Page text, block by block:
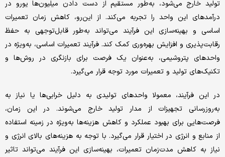
تولید خارج می‌شود، به‌‌‌طور مستقیم از دست دادن میلیون‌‌‌ها یورو در
درآمدهای این واحد را تجربه می‌کند. از این‌‌‌رو، کاهش زمان تعمیرات
اساسی و بهینه‌‌‌سازی این فرآیند می‌تواند به‌‌‌طور قابل‌توجهی به حفظ
رقابت‌‌‌پذیری و افزایش بهره‌‌‌وری کمک کند. فرآیند تعمیرات اساسی، به‌‌‌ویژه در
واحدهای پتروشیمی، به‌‌‌عنوان یک فرصت برای بازنگری در روش‌ها و
تکنیک‌‌‌های تولید و تعمیرات مورد توجه قرار می‌‌‌گیرد.
در این فرآیند، معمولا واحدهای تولیدی به دلیل خرابی‌‌‌ها یا نیاز به
به‌‌‌روزرسانی تجهیزات از مدار تولید خارج می‌‌‌شوند. در این زمان،
فرصت‌‌‌هایی برای بهبود عملکرد و کاهش هزینه‌‌‌ها به‌‌‌ویژه در زمینه استفاده
از منابع و انرژی در اختیار قرار می‌‌‌گیرد. با توجه به هزینه‌‌‌های بالای انرژی و
نیاز به کاهش مدت‌‌‌زمان تعمیرات، بهینه‌‌‌سازی این فرآیند می‌تواند تاثیر